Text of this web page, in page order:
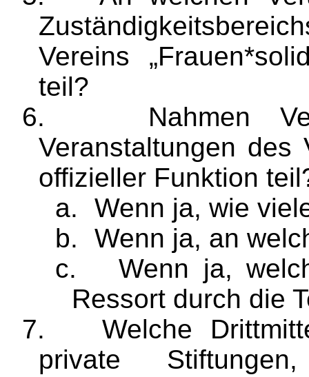
Vereins „
teil?
6.
Nahmen
Veranstaltungen des
offizieller Funktion
a.
Wenn ja, wie
b.
Wenn ja, an
c.
Wenn ja,
Ressort durch die
7.
Welche
private